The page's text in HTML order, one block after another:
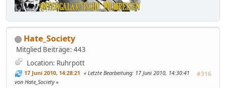
Hate_Society
Mitglied Beiträge: 443
Location: Ruhrpott
17 Juni 2010, 14:28:21 #316
Letzte Bearbeitung: 17 Juni 2010, 14:30:41
von Hate_Society